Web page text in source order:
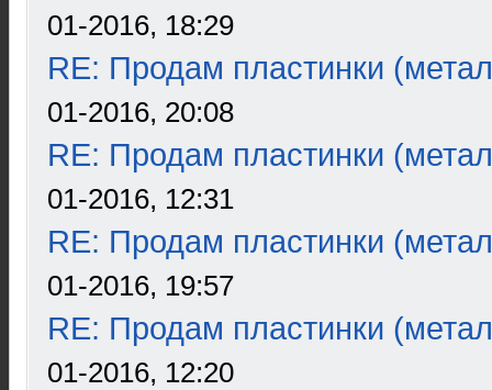
01-2016, 18:29
RE: Продам пластинки
01-2016, 20:08
RE: Продам пластинки
01-2016, 12:31
RE: Продам пластинки
01-2016, 19:57
RE: Продам пластинки
01-2016, 12:20